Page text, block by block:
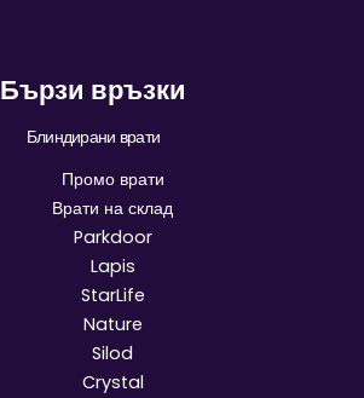
Бързи връзки
Блиндирани врати
Промо врати
Врати на склад
Parkdoor
Lapis
StarLife
Nature
Silod
Crystal